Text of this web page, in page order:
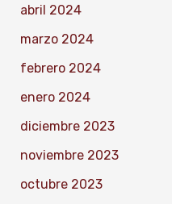
abril 2024
marzo 2024
febrero 2024
enero 2024
diciembre 2023
noviembre 2023
octubre 2023